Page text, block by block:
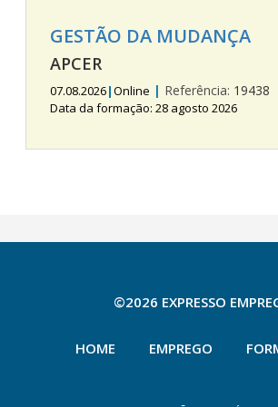
GESTÃO DA MUDANÇA
APCER
07.08.2026|Online | Referência: 19438
Data da formação: 28 agosto 2026
©2026 EXPRESSO
HOME EMPREGO